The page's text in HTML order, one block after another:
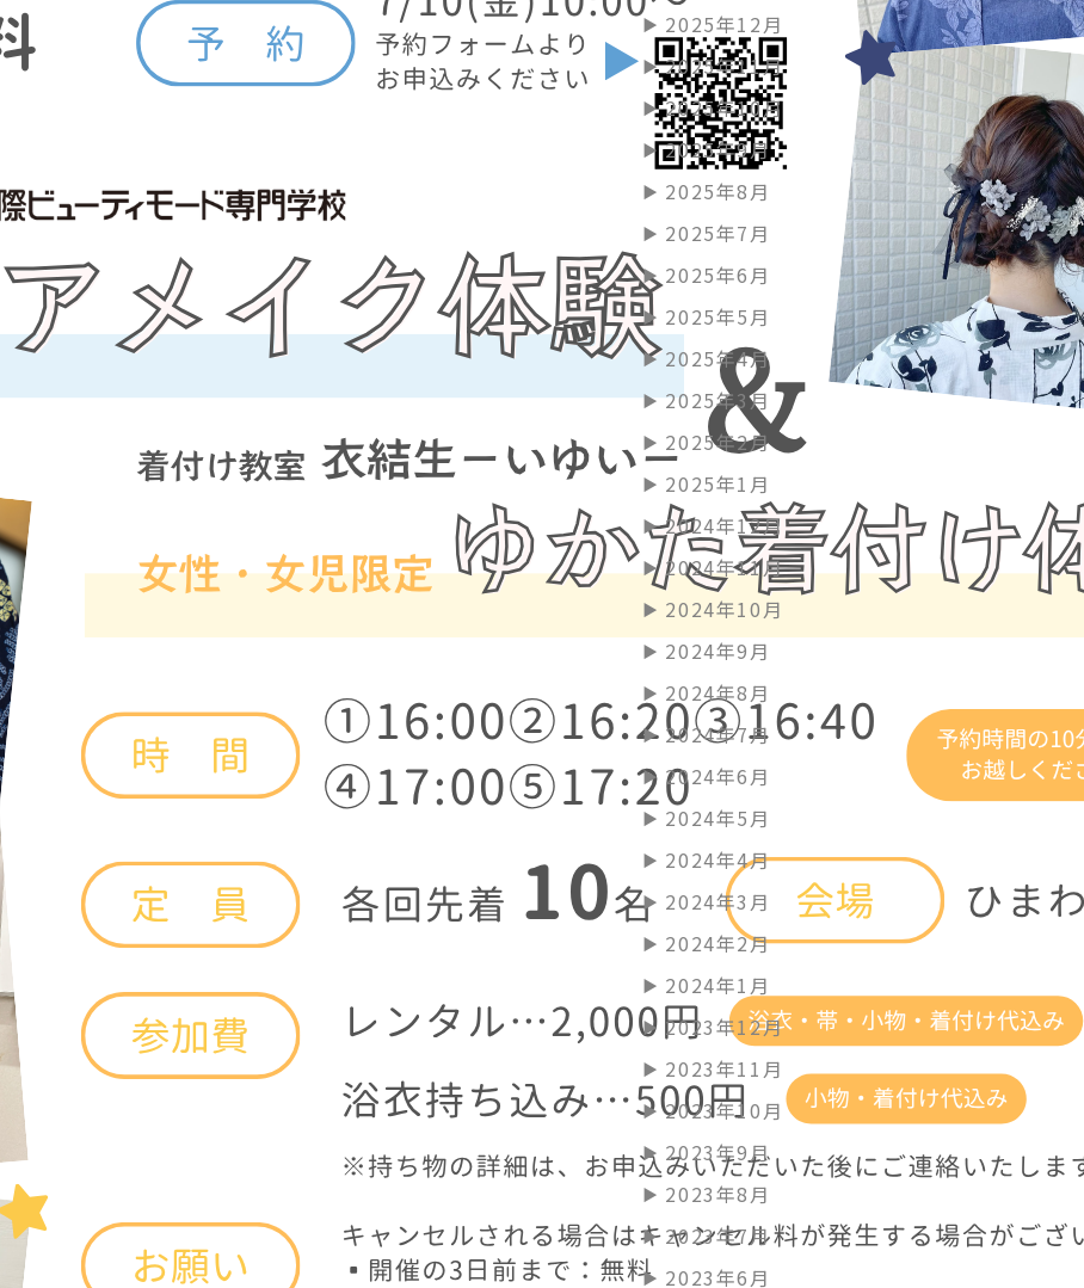
2025年12月
2025年11月
2025年10月
2025年9月
2025年8月
2025年7月
2025年6月
2025年5月
2025年4月
2025年3月
2025年2月
2025年1月
2024年12月
2024年11月
2024年10月
2024年9月
2024年8月
2024年7月
2024年6月
2024年5月
2024年4月
2024年3月
2024年2月
2024年1月
2023年12月
2023年11月
2023年10月
2023年9月
2023年8月
2023年7月
2023年6月